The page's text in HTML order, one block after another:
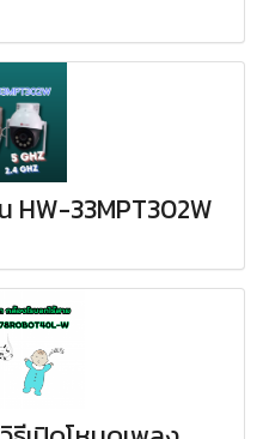
HW-33MPT302W